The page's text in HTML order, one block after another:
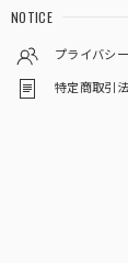
NOTICE
プライバシ
特定商取引